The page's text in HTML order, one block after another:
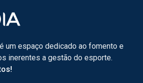
um espaço dedicado ao fomento e
inerentes a gestão do esporte.